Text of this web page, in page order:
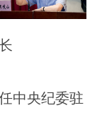
中央纪委驻